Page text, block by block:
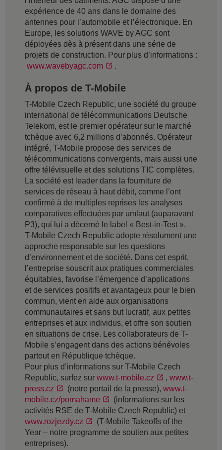
expérience de 40 ans dans le domaine des
antennes pour l’automobile et l’électronique. En
Europe, les solutions WAVE by AGC sont
déployées dès à présent dans une série de
projets de construction. Pour plus d’informations :
www.wavebyagc.com
.
À propos de T-Mobile
T-Mobile Czech Republic, une société du groupe
international de télécommunications Deutsche
Telekom, est le premier opérateur sur le marché
tchèque avec 6,2 millions d’abonnés. Opérateur
intégré, T-Mobile propose des services de
télécommunications convergents, mais aussi une
offre télévisuelle et des solutions TIC complètes.
La société est leader dans la fourniture de
services de réseau à haut débit, comme l’ont
confirmé à de multiples reprises les analyses
comparatives effectuées par umlaut (auparavant
P3), qui lui a décerné le label « Best-in-Test ».
T-Mobile Czech Republic adopte résolument une
approche responsable sur les questions
d’environnement et de société. Dans cet esprit,
l’entreprise souscrit aux pratiques commerciales
équitables, favorise l’émergence d’applications
et de services positifs et avantageux pour le bien
commun, vient en aide aux organisations
communautaires et sans but lucratif, aux petites
entreprises et aux individus, et offre son soutien
en situations de crise. Les collaborateurs de T-
Mobile s’engagent dans des actions bénévoles
partout en République tchèque.
Pour plus d’informations sur T-Mobile Czech
Republic, surfez sur www.t-mobile.cz , www.t-
press.cz
(notre portail de la presse), www.t-
mobile.cz/pomahame
(informations sur les
activités RSE de T-Mobile Czech Republic) et
www.rozjezdy.cz
(T-Mobile Takeoffs of the
Year – notre programme de soutien aux petites
entreprises).